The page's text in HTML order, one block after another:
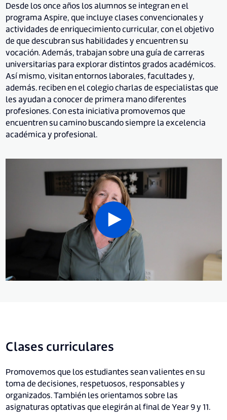
Desde los once años los alumnos se integran en el
programa Aspire, que incluye clases convencionales y
actividades de enriquecimiento curricular, con el objetivo
de que descubran sus habilidades y encuentren su
vocación. Además, trabajan sobre una guía de carreras
universitarias para explorar distintos grados académicos.
Así mismo, visitan entornos laborales, facultades y,
además. reciben en el colegio charlas de especialistas que
les ayudan a conocer de primera mano diferentes
profesiones. Con esta iniciativa promovemos que
encuentren su camino buscando siempre la excelencia
académica y profesional.
Clases curriculares
Promovemos que los estudiantes sean valientes en su
toma de decisiones, respetuosos, responsables y
organizados. También les orientamos sobre las
asignaturas optativas que elegirán al final de Year 9 y 11.